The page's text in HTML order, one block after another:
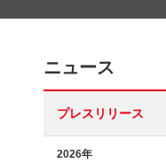
ニュース
プレスリリース
2026年